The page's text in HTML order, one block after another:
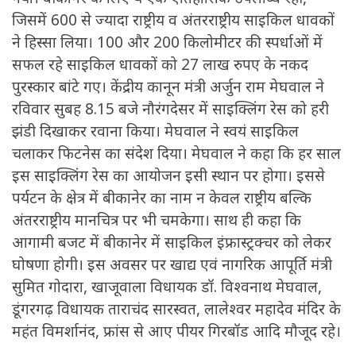
जिसमें 600 से ज्यादा राष्ट्रीय व अंतरराष्ट्रीय साइकिल धावकों
ने हिस्सा लिया। 100 और 200 किलोमीटर की स्पर्धाओं में
सफल रहे साइकिल धावकों को 27 लाख रुपए के नकद
पुरस्कार बांटे गए। केंद्रीय कानून मंत्री अर्जुन राम मेघवाल ने
रविवार सुबह 8.15 बजे नौरंगदेसर में साइक्लिंग रेस को हरी
झंडी दिखाकर रवाना किया। मेघवाल ने स्वयं साइकिल
चलाकर फिटनेस का संदेश दिया। मेघवाल ने कहा कि हर साल
इस साइक्लिंग रेस का आयोजन इसी स्थान पर होगा। इससे
पर्यटन के क्षेत्र में बीकानेर का नाम न केवल राष्ट्रीय बल्कि
अंतरराष्ट्रीय मानचित्र पर भी चमकेगा। साथ ही कहा कि
आगामी बजट में बीकानेर में साइकिल इंफ्रास्ट्रक्चर को लेकर
घोषणा होगी। इस अवसर पर खाद्य एवं नागरिक आपूर्ति मंत्री
सुमित गोदारा, खाजूवाला विधायक डॉ. विश्वनाथ मेघवाल,
डूंगरगढ़ विधायक ताराचंद सारस्वत, लालेश्वर महादेव मंदिर के
महंत विमर्शानंद, फ्रांस से आए पीयर गिरबॉड आदि मौजूद रहे।